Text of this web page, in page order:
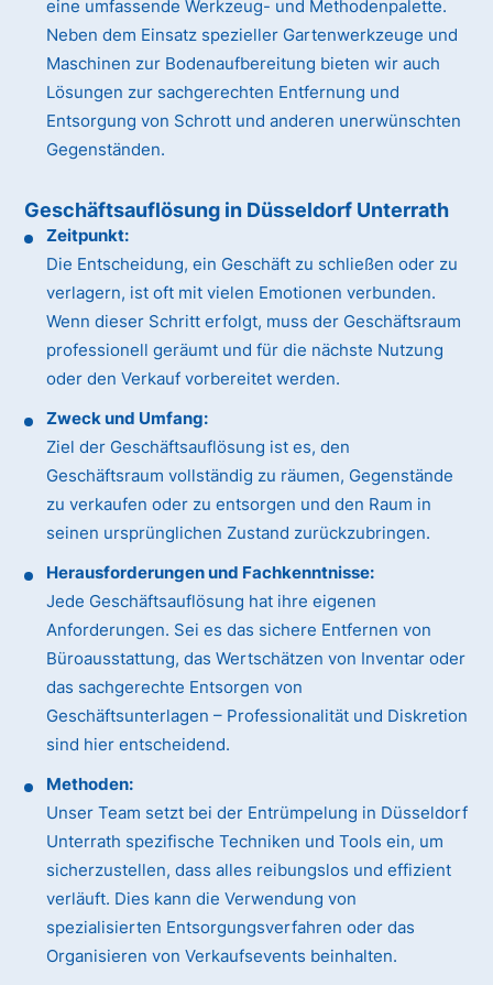
eine umfassende Werkzeug- und Methodenpalette.
Neben dem Einsatz spezieller Gartenwerkzeuge und
Maschinen zur Bodenaufbereitung bieten wir auch
Lösungen zur sachgerechten Entfernung und
Entsorgung von Schrott und anderen unerwünschten
Gegenständen.
Geschäftsauflösung in Düsseldorf Unterrath
Zeitpunkt:
Die Entscheidung, ein Geschäft zu schließen oder zu
verlagern, ist oft mit vielen Emotionen verbunden.
Wenn dieser Schritt erfolgt, muss der Geschäftsraum
professionell geräumt und für die nächste Nutzung
oder den Verkauf vorbereitet werden.
Zweck und Umfang:
Ziel der Geschäftsauflösung ist es, den
Geschäftsraum vollständig zu räumen, Gegenstände
zu verkaufen oder zu entsorgen und den Raum in
seinen ursprünglichen Zustand zurückzubringen.
Herausforderungen und Fachkenntnisse:
Jede Geschäftsauflösung hat ihre eigenen
Anforderungen. Sei es das sichere Entfernen von
Büroausstattung, das Wertschätzen von Inventar oder
das sachgerechte Entsorgen von
Geschäftsunterlagen – Professionalität und Diskretion
sind hier entscheidend.
Methoden:
Unser Team setzt bei der Entrümpelung in Düsseldorf
Unterrath spezifische Techniken und Tools ein, um
sicherzustellen, dass alles reibungslos und effizient
verläuft. Dies kann die Verwendung von
spezialisierten Entsorgungsverfahren oder das
Organisieren von Verkaufsevents beinhalten.